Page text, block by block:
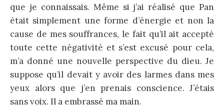
que je connaissais. Même si j’ai réalisé que Pan
était simplement une forme d’énergie et non la
cause de mes souffrances, le fait qu’il ait accepté
toute cette négativité et s’est excusé pour cela,
m’a donné une nouvelle perspective du dieu. Je
suppose qu’il devait y avoir des larmes dans mes
yeux alors que j’en prenais conscience. J’étais
sans voix. Il a embrassé ma main.